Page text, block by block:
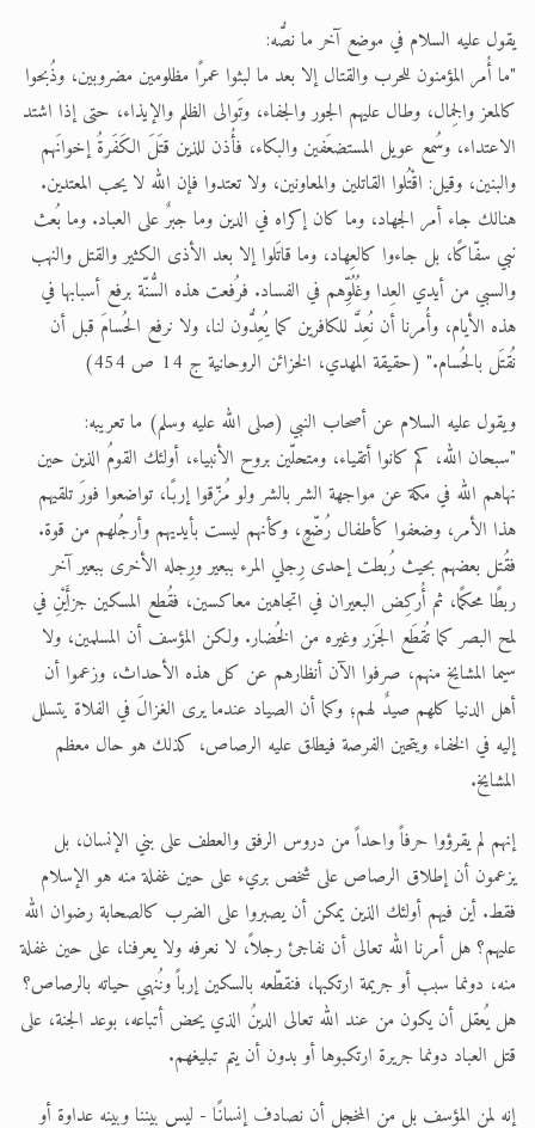
يقول عليه السلام في موضع آخر ما نصُّه:
"ما أُمر المؤمنون للحرب والقتال إلا بعد ما لبثوا عمرًا مظلومين مضروبين، وذُبحوا
كالمعز والجِمال، وطال عليهم الجور والجفاء، وتَوالى الظلم والإيذاء، حتى إذا اشتد
الاعتداء، وسُمع عويل المستضعَفين والبكاء، فأُذن للذين قتَلَ الكَفَرةُ إخوانَهم
والبنين، وقيل: اقْتُلوا القاتلين والمعاونين، ولا تعتدوا فإن الله لا يحب المعتدين.
هنالك جاء أمر الجهاد، وما كان إكراه في الدين وما جبرٌ على العباد. وما بُعث
نبي سفّاكًا، بل جاءوا كالعِهاد، وما قاتَلوا إلا بعد الأذى الكثير والقتل والنهب
والسبي من أيدي العِدا وغُلُوِّهم في الفساد. فرُفعت هذه السُّنّة برفع أسبابها في
هذه الأيام، وأُمرنا أن نُعِدَّ للكافرين كما يُعِدُّون لنا، ولا نرفع الحُسامَ قبل أن
نُقتَل بالحُسام." (حقيقة المهدي، الخزائن الروحانية ج 14 ص 454)
ويقول عليه السلام عن أصحاب النبي (صلى الله عليه وسلم) ما تعريبه:
"سبحان الله، كم كانوا أتقياء، ومتحلّين بروح الأنبياء، أولئك القومُ الذين حين
نهاهم الله في مكة عن مواجهة الشر بالشر ولو مُزّقوا إربًا، تواضعوا فورَ تلقيهم
هذا الأمر، وضعفوا كأطفال رُضّعٍ، وكأنهم ليست بأيديهم وأرجُلهم من قوة.
فقُتل بعضهم بحيث رُبطت إحدى رِجلي المرء ببعير ورِجله الأخرى ببعير آخر
ربطًا محكمًا، ثم أُركِض البعيران في اتجاهين معاكسين، فقُطع المسكين جزأَيْنِ في
لمح البصر كما تُقطَع الجَزر وغيره من الخُضار. ولكن المؤسف أن المسلمين، ولا
سيما المشايخ منهم، صرفوا الآن أنظارهم عن كل هذه الأحداث، وزعموا أن
أهل الدنيا كلهم صيدٌ لهم؛ وكما أن الصياد عندما يرى الغزالَ في الفلاة يتسلل
إليه في الخفاء ويتحين الفرصة فيطلق عليه الرصاص، كذلك هو حال معظم
المشايخ.
إنهم لم يقرؤوا حرفاً واحداً من دروس الرفق والعطف على بني الإنسان، بل
يزعمون أن إطلاق الرصاص على شخص بريء على حين غفلة منه هو الإسلام
فقط. أين فيهم أولئك الذين يمكن أن يصبروا على الضرب كالصحابة رضوان الله
عليهم؟ هل أمرنا الله تعالى أن نفاجئ رجلاً، لا نعرفه ولا يعرفنا، على حين غفلة
منه، دونما سبب أو جريمة ارتكبها، فنقطّعه بالسكين إرباً ونُنهي حياته بالرصاص؟
هل يُعقل أن يكون من عند الله تعالى الدينُ الذي يحض أتباعه، بوعد الجنة، على
قتل العباد دونما جريرة ارتكبوها أو بدون أن يتم تبليغهم.
إنه لمن المؤسف بل من المخجل أن نصادف إنسانًا - ليس بيننا وبينه عداوة أو